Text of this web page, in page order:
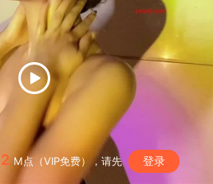
2 M点（VIP免费），请先 登录